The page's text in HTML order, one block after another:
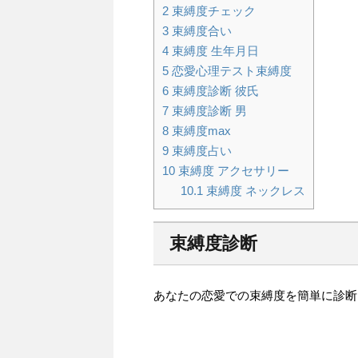
2 束縛度チェック
3 束縛度合い
4 束縛度 生年月日
5 恋愛心理テスト束縛度
6 束縛度診断 彼氏
7 束縛度診断 男
8 束縛度max
9 束縛度占い
10 束縛度 アクセサリー
10.1 束縛度 ネックレス
束縛度診断
あなたの恋愛での束縛度を簡単に診